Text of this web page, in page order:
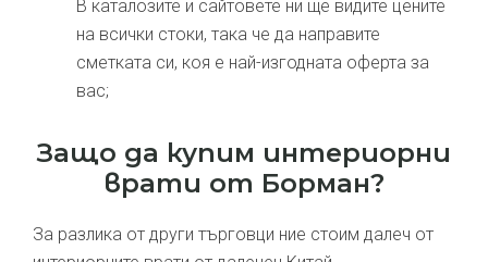
В каталозите и сайтовете ни ще видите цените
на всички стоки, така че да направите
сметката си, коя е най-изгодната оферта за
вас;
Защо да купим интериорни
врати от Борман?
За разлика от други търговци ние стоим далеч от